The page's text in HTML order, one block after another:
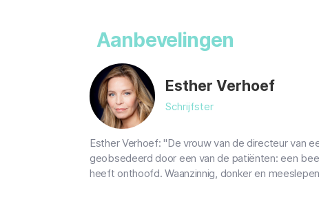
Aanbevelingen
Esther Verhoef
Schrijfster
Esther Verhoef: "De vrouw van de directeur van
geobsedeerd door een van de patiënten: een
heeft onthoofd. Waanzinnig, donker en